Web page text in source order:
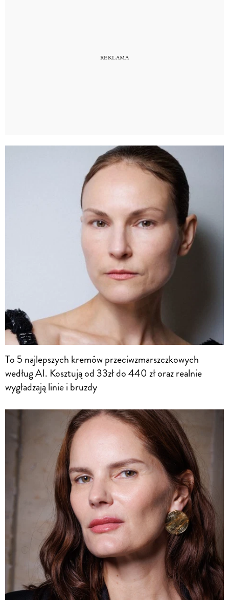
To 5 najlepszych kremów przeciwzmarszczkowych
według AI. Kosztują od 33zł do 440 zł oraz realnie
wygładzają linie i bruzdy